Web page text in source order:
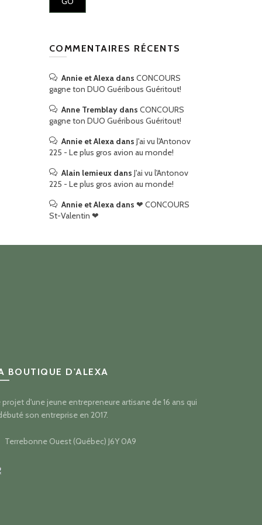
COMMENTAIRES RÉCENTS
Annie et Alexadans CONCOURS
gagne ton DUO Guéribous Guéritout!
Anne Tremblaydans CONCOURS
gagne ton DUO Guéribous Guéritout!
Annie et Alexadans J'ai vu l'Antonov
225 - Le plus gros avion au monde!
Alain lemieuxdans J'ai vu l'Antonov
225 - Le plus gros avion au monde!
Annie et Alexadans ❤ CONCOURS
St-Valentin ❤
BOUTIQUE D'ALEXA
projet d'une jeune entrepreneure artisane de 16 ans qui
son entreprise en 2017.
Terrebonne Ouest (Québec) J6Y 0A9